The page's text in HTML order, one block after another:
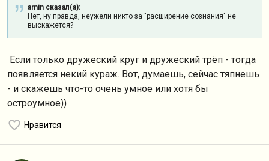
amin сказал(а):
Нет, ну правда, неужели никто за "расширение сознания" не
выскажется?
Если только дружеский круг и дружеский трёп - тогда
появляется некий кураж. Вот, думаешь, сейчас тяпнешь
- и скажешь что-то очень умное или хотя бы
остроумное))
Нравится